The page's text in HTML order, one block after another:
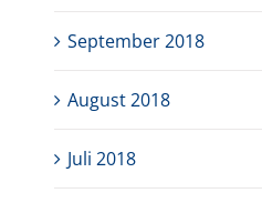
September 2018
August 2018
Juli 2018